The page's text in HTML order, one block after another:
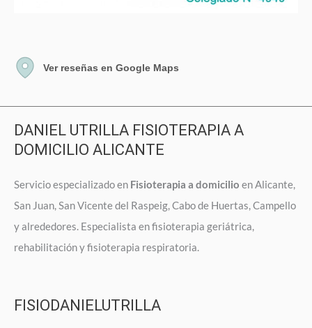
Ver reseñas en Google Maps
DANIEL UTRILLA FISIOTERAPIA A
DOMICILIO ALICANTE
Servicio especializado en Fisioterapia a domicilio en Alicante,
San Juan, San Vicente del Raspeig, Cabo de Huertas, Campello
y alrededores. Especialista en fisioterapia geriátrica,
rehabilitación y fisioterapia respiratoria.
FISIODANIELUTRILLA